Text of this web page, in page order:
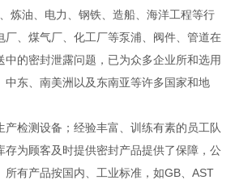
油、电力、钢铁、造船、海洋工程等行
厂、煤气厂、化工厂等泵浦、阀件、管道在
中的密封泄露问题，已为众多企业所和选用
中东、南美洲以及东南亚等许多国家和地
检测设备；经验丰富、训练有素的员工队
存为顾客及时提供密封产品提供了保障，公
所有产品按国内、工业标准，如GB、AST